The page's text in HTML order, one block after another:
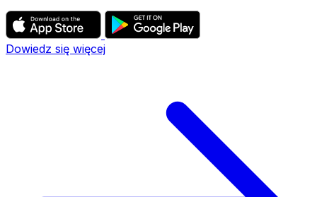
Dowiedz się więcej